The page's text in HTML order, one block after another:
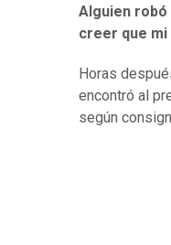
Alguien robó
creer que
Horas
encontró al
según